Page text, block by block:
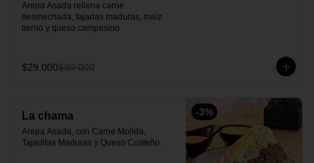
Arepa Asada rellena carne
desmechada, tajadas maduras, maíz
tierno y queso campesino
$29.000$30.000
-3%
La chama
Arepa Asada, con Carne Molida,
Tajaditas Maduras y Queso Costeño.